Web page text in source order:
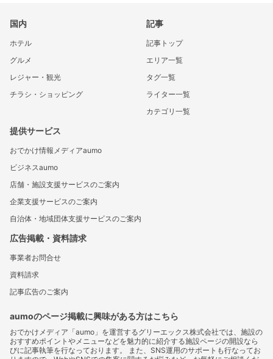
国内
ホテル
グルメ
レジャー・観光
チラシ・ショッピング
記事
記事トップ
エリア一覧
タグ一覧
ライター一覧
カテゴリ一覧
提供サービス
おでかけ情報メディアaumo
ビジネスaumo
店舗・施設支援サービスのご案内
企業支援サービスのご案内
自治体・地域団体支援サービスのご案内
広告掲載・資料請求
事業者お問合せ
資料請求
記事広告のご案内
aumoのページ掲載に興味がある方はこちら
おでかけメディア「aumo」を運営するグリーエックス株式会社では、施設の
おすすめポイントやメニューなどを魅力的に紹介する施設ページの開設なら
びに記事執筆を行なっております。 また、SNS運用のサポートも行なってお